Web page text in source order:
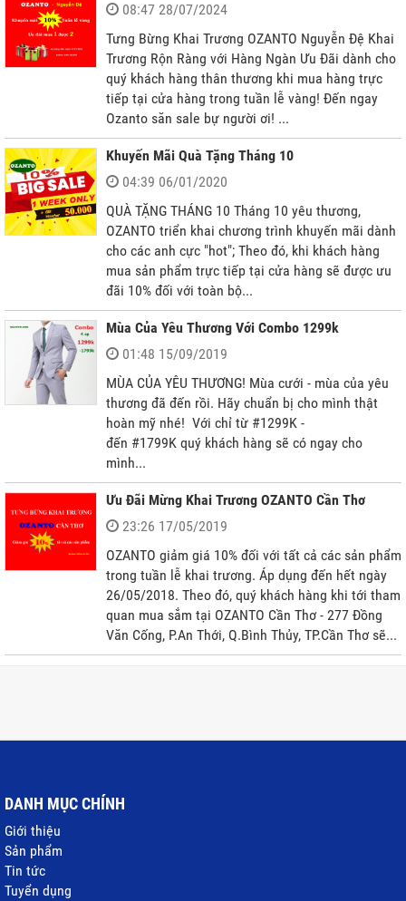
08:47 28/07/2024
Tưng Bừng Khai Trương OZANTO Nguyễn Đệ Khai
Trương Rộn Ràng với Hàng Ngàn Ưu Đãi dành cho
quý khách hàng thân thương khi mua hàng trực
tiếp tại cửa hàng trong tuần lễ vàng! Đến ngay
Ozanto săn sale bự người ơi! ...
Khuyến Mãi Quà Tặng Tháng 10
04:39 06/01/2020
QUÀ TẶNG THÁNG 10 Tháng 10 yêu thương,
OZANTO triển khai chương trình khuyến mãi dành
cho các anh cực "hot"; Theo đó, khi khách hàng
mua sản phẩm trực tiếp tại cửa hàng sẽ được ưu
đãi 10% đối với toàn bộ...
Mùa Của Yêu Thương Với Combo 1299k
01:48 15/09/2019
MÙA CỦA YÊU THƯƠNG! Mùa cưới - mùa của yêu
thương đã đến rồi. Hãy chuẩn bị cho mình thật
hoàn mỹ nhé! Với chỉ từ #1299K -
đến #1799K quý khách hàng sẽ có ngay cho
mình...
Ưu Đãi Mừng Khai Trương OZANTO Cần Thơ
23:26 17/05/2019
OZANTO giảm giá 10% đối với tất cả các sản phẩm
trong tuần lễ khai trương. Áp dụng đến hết ngày
26/05/2018. Theo đó, quý khách hàng khi tới tham
quan mua sắm tại OZANTO Cần Thơ - 277 Đồng
Văn Cống, P.An Thới, Q.Bình Thủy, TP.Cần Thơ sẽ...
DANH MỤC CHÍNH
Giới thiệu
Sản phẩm
Tin tức
Tuyển dụng